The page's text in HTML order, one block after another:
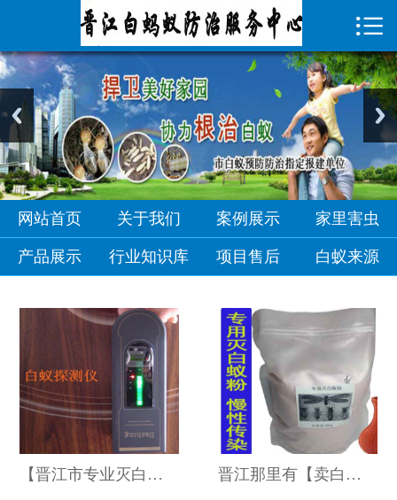
 首页
关于我们
案例展示
家里害虫
产品展示
行业知识库
白蚁来源

网站首页 关于我们 案例展示 家里害虫
产品展示 行业知识库 项目售后 白蚁来源
【晋江市专业灭白蚁】怎么... 晋江那里有【卖白蚁药-】...